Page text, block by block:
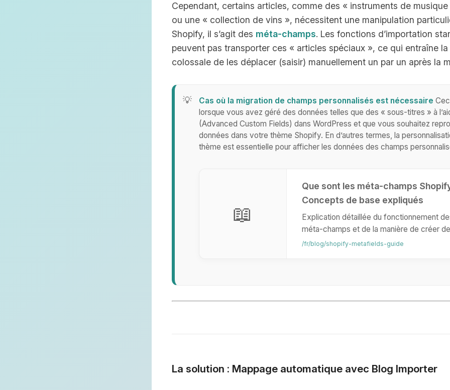
Cependant, certains articles, comme des « instruments de musique
ou une « collection de vins », nécessitent une manipulation
Shopify, il s’agit des méta-champs. Les fonctions d’importation
peuvent pas transporter ces « articles spéciaux », ce qui entraîne
colossale de les déplacer (saisir) manuellement un par un après la
Cas où la migration de champs personnalisés est nécessaire
lorsque vous avez géré des données telles que des « sous-titres » à
(Advanced Custom Fields) dans WordPress et que vous souhaitez
données dans votre thème Shopify. En d’autres termes, la
thème est essentielle pour afficher les données des champs
📖
Que sont les méta-champs
Concepts de base expliqués
Explication détaillée du fonctionnement
méta-champs et de la manière de créer
blogs riches en étendant les fonctionnalités
/fr/blog/shopify-metafields-guide
La solution : Mappage automatique avec Blog Importer